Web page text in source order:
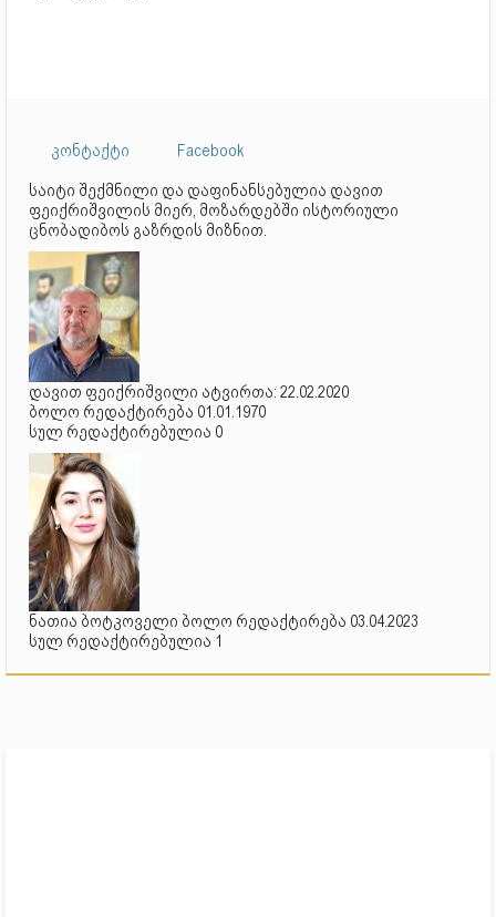
კონტაქტი
Facebook
საიტი შექმნილი და დაფინანსებულია დავით
ფეიქრიშვილის მიერ, მოზარდებში ისტორიული
ცნობადიბოს გაზრდის მიზნით.
დავით ფეიქრიშვილი ატვირთა: 22.02.2020
ბოლო რედაქტირება 01.01.1970
სულ რედაქტირებულია 0
ნათია ბოტკოველი ბოლო რედაქტირება 03.04.2023
სულ რედაქტირებულია 1